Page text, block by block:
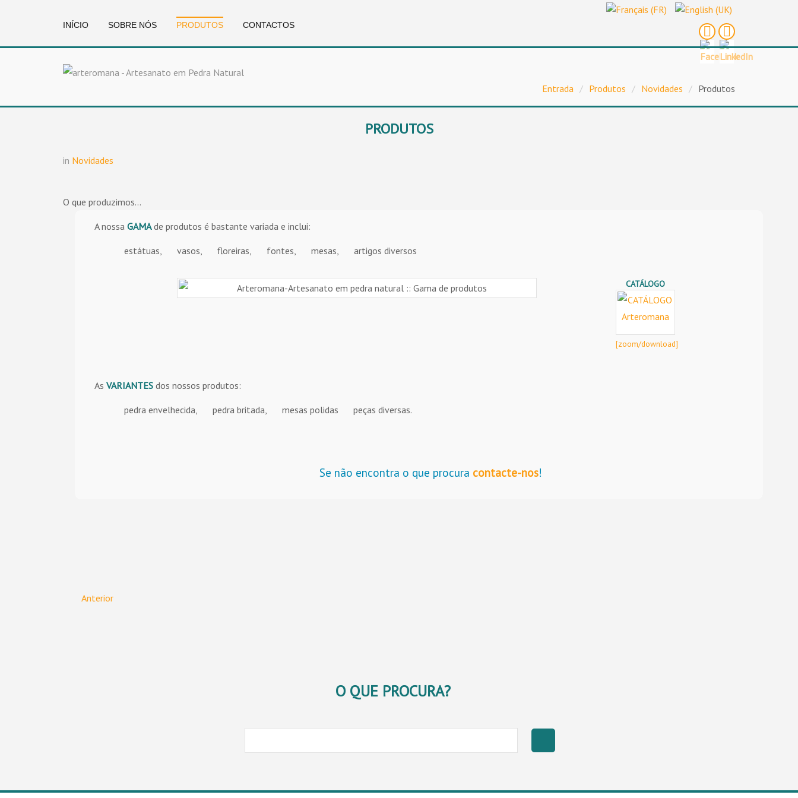
INÍCIO SOBRE NÓS PRODUTOS CONTACTOS
Entrada / Produtos / Novidades / Produtos
PRODUTOS
in Novidades
O que produzimos...
A nossaGAMAde produtos é bastante variada e inclui:
estátuas, vasos, floreiras, fontes, mesas, artigos diversos
CATÁLOGO
[zoom/download]
AsVARIANTES dos nossos produtos:
pedra envelhecida, pedra britada, mesas polidas peças diversas.
Se não encontra o que procura contacte-nos!
Anterior
O QUE PROCURA?